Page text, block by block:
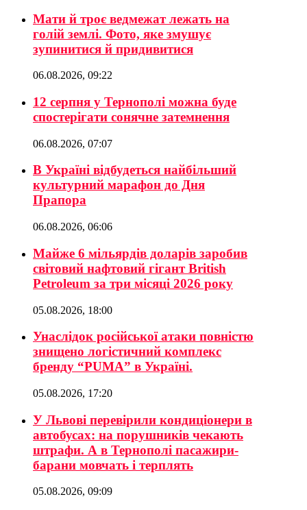
Мати й троє ведмежат лежать на
голій землі. Фото, яке змушує
зупинитися й придивитися
06.08.2026, 09:22
12 серпня у Тернополі можна буде
спостерігати сонячне затемнення
06.08.2026, 07:07
В Україні відбудеться найбільший
культурний марафон до Дня
Прапора
06.08.2026, 06:06
Майже 6 мільярдів доларів заробив
світовий нафтовий гігант British
Petroleum за три місяці 2026 року
05.08.2026, 18:00
Унаслідок російської атаки повністю
знищено логістичний комплекс
бренду “PUMA” в Україні.
05.08.2026, 17:20
У Львові перевірили кондиціонери в
автобусах: на порушників чекають
штрафи. А в Тернополі пасажири-
барани мовчать і терплять
05.08.2026, 09:09